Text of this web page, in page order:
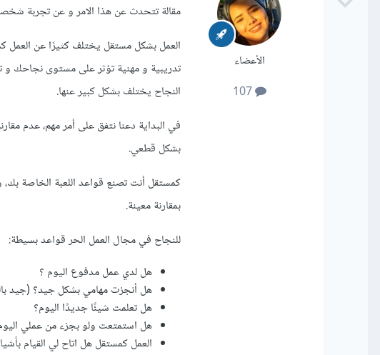
الأعضاء
107
مقالة تتحدث عن هذا الامر و عن تجربة
العمل بشكل مستقل يختلف كثيرًا عن العمل
تدريبية و مهنية تؤثر على مستوى نجاحك و
النجاح يختلف بشكل كبير عنها.
في البداية دعنا نتفق على أمر مهم، عدم
بشكل قطعي.
كمستقل أنت تصنع قواعد اللعبة الخاصة
بمقارنة معينة.
للنجاح في مجال العمل الحر قواعد بسيطة:
هل لدي عمل مدفوع اليوم ؟
هل أنجزت مهامي بشكل جيد؟ (جيد
هل تعلمت شيئًا جديدًا اليوم؟
هل استمتعت ولو بجزء من عملي
العمل كمستقل هل اتاح لي القيام